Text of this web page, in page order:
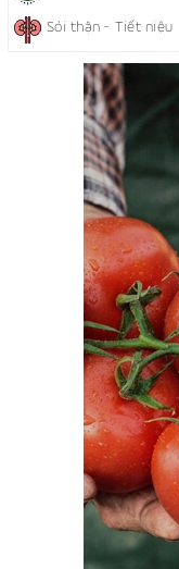
Sỏi thận - Tiết niệu